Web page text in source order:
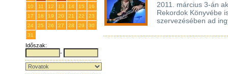
10
11 12 13 14 15
16
17
18 19 20 21 22
23
24
25 26 27 28 29
30
31
Időszak:
-
2011. március 3-án
Rekordok Könyvébe
szervezésében ad